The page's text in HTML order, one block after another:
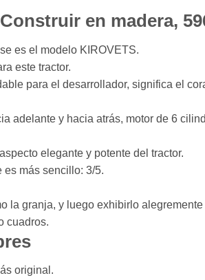
en madera,
es el modelo KIROVETS.
este tractor.
para el desarrollador, significa el
adelante y hacia atrás, motor de 6
elegante y potente del tractor.
es más sencillo: 3/5.
la granja, y luego exhibirlo
cuadros.
original.